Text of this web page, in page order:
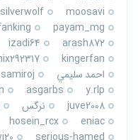
moosavi
silverwolf
payam_mg
arash872
izadi64
kingerfan
احمد سليمي
samiroj
y.rlp
asgarbs
juve2008
نرگس
eniac
hosein_rcx